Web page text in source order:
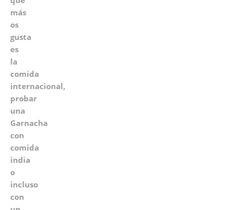
más
os
gusta
es
la
comida
internacional,
probar
una
Garnacha
con
comida
india
o
incluso
con